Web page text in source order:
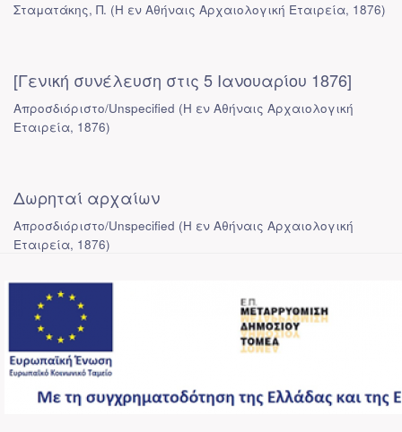
Σταματάκης, Π. (Η εν Αθήναις Αρχαιολογική Εταιρεία, 1876)
[Γενική συνέλευση στις 5 Ιανουαρίου 1876]
Απροσδιόριστο/Unspecified (Η εν Αθήναις Αρχαιολογική
Εταιρεία, 1876)
Δωρηταί αρχαίων
Απροσδιόριστο/Unspecified (Η εν Αθήναις Αρχαιολογική
Εταιρεία, 1876)